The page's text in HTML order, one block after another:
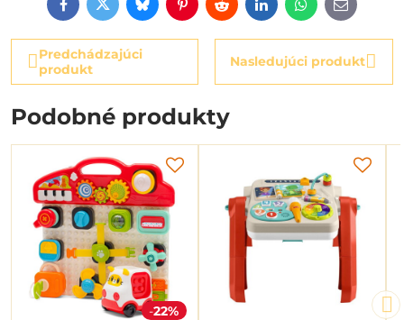
FacebookTwitterBlueskyPinterestRedditLinkedInWhatsApp
E-
mail
Predchádzajúci
produkt
Nasledujúci produkt
Podobné produkty
22%